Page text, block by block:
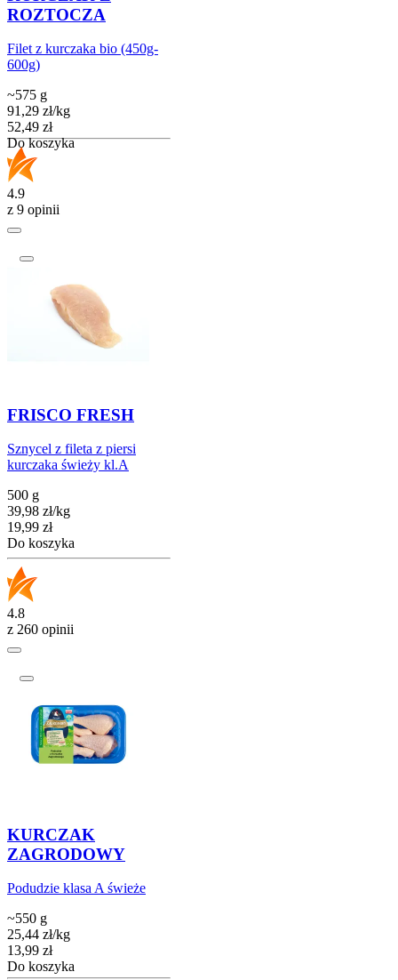
ROZTOCZA
Filet z kurczaka bio (450g-
600g)
~575 g
91,29 zł/kg
Cena
52,49 zł
Do koszyka
4.9
z 9 opinii
FRISCO FRESH
Sznycel z fileta z piersi
kurczaka świeży kl.A
500 g
39,98 zł/kg
Cena
19,99 zł
Do koszyka
4.8
z 260 opinii
KURCZAK
ZAGRODOWY
Podudzie klasa A świeże
~550 g
25,44 zł/kg
Cena
13,99 zł
Do koszyka